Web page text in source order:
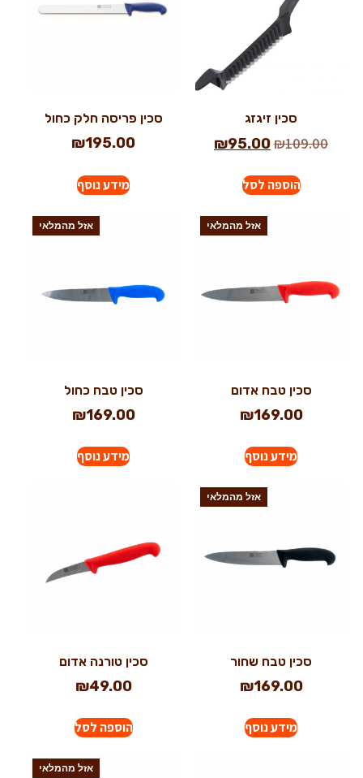
סכין זיגזג
₪109.00
₪95.00
הוספה לסל
סכין פריסה חלק כחול
₪195.00
מידע נוסף
אזל מהמלאי
סכין טבח אדום
₪169.00
מידע נוסף
אזל מהמלאי
סכין טבח כחול
₪169.00
מידע נוסף
אזל מהמלאי
סכין טבח שחור
₪169.00
מידע נוסף
סכין טורנה אדום
₪49.00
הוספה לסל
אזל מהמלאי